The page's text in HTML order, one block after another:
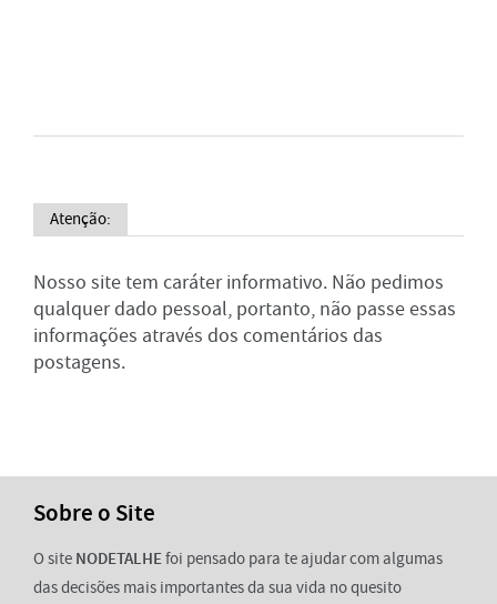
Atenção:
Nosso site tem caráter informativo. Não pedimos
qualquer dado pessoal, portanto, não passe essas
informações através dos comentários das
postagens.
Sobre o Site
O site NODETALHEfoi pensado para te ajudar com algumas
das decisões mais importantes da sua vida no quesito